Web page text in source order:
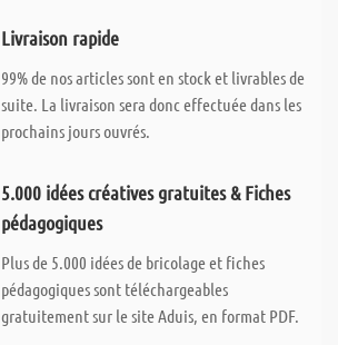
Livraison rapide
99% de nos articles sont en stock et livrables de
suite. La livraison sera donc effectuée dans les
prochains jours ouvrés.
5.000 idées créatives gratuites & Fiches
pédagogiques
Plus de 5.000 idées de bricolage et fiches
pédagogiques sont téléchargeables
gratuitement sur le site Aduis, en format PDF.